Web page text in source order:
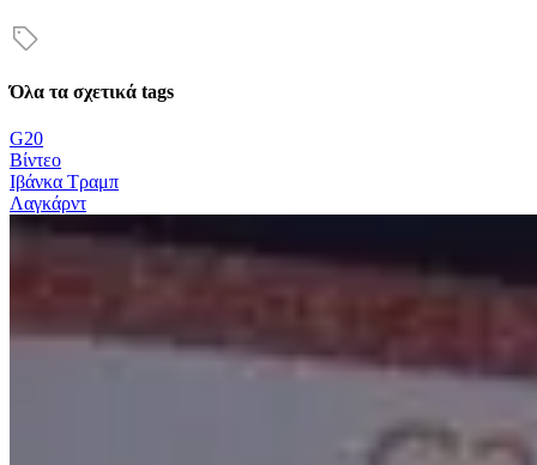
Όλα τα σχετικά tags
G20
Βίντεο
Ιβάνκα Τραμπ
Λαγκάρντ